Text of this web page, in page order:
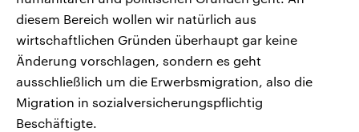
diesem Bereich wollen wir natürlich aus
wirtschaftlichen Gründen überhaupt gar keine
Änderung vorschlagen, sondern es geht
ausschließlich um die Erwerbsmigration, also die
Migration in sozialversicherungspflichtig
Beschäftigte.